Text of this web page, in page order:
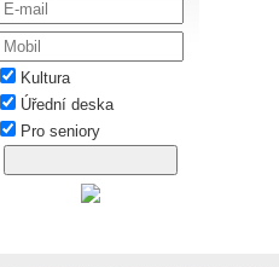
Kultura
Úřední deska
Pro seniory